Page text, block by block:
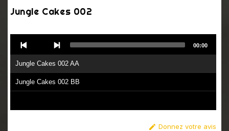
Jungle Cakes 002
Player
Jungle Cakes 002 AA
Jungle Cakes 002 BB
00:00
 Donnez votre avis